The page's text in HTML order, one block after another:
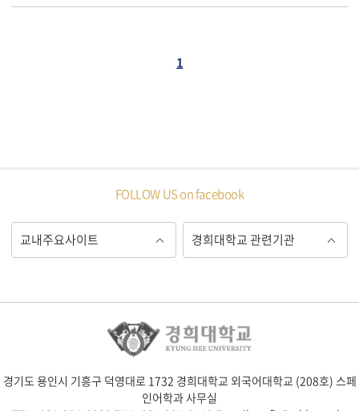
1
FOLLOW US on facebook
경기도 용인시 기흥구 덕영대로 1732 경희대학교 외국어대학교 (208호) 스페
인어학과 사무실